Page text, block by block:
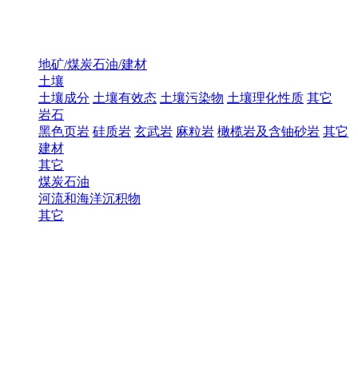
地矿/煤炭石油/建材
土壤
土壤成分 土壤有效态 土壤污染物 土壤理化性质 其它
岩石
黑色页岩 硅质岩 玄武岩 麻粒岩 橄榄岩及含铀砂岩 其它
建材
其它
煤炭石油
河流和海洋沉积物
其它